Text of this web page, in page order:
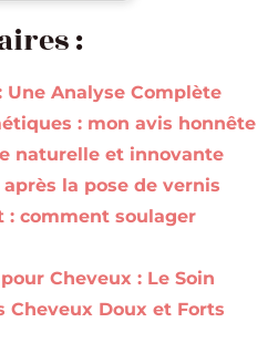
:
Une Analyse Complète
: mon avis honnête
naturelle et innovante
la pose de vernis
: comment soulager
Cheveux : Le Soin
Cheveux Doux et Forts